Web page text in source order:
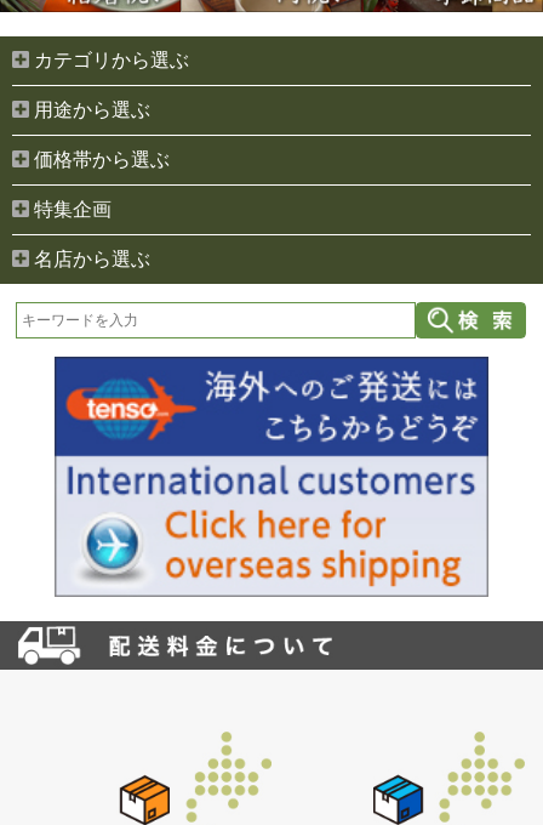
カテゴリから選ぶ
用途から選ぶ
価格帯から選ぶ
特集企画
名店から選ぶ